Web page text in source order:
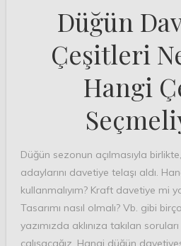
Düğün
Çeşitleri
Hangi
Düğün sezonun açılmasıyla
adaylarını davetiye telaşı aldı.
kullanmalıyım? Kraft davetiye mi
Tasarımı nasıl olmalı? Vb. gibi
yazımızda aklınıza takılan
çalışacağız. Hangi düğün